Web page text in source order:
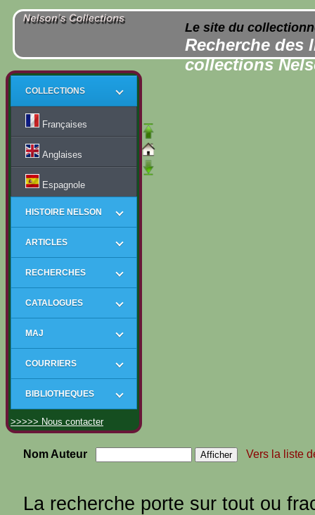
Le site du
Recherche des
collections
COLLECTIONS
Françaises
Anglaises
Espagnole
HISTOIRE NELSON
ARTICLES
RECHERCHES
CATALOGUES
MAJ
COURRIERS
BIBLIOTHEQUES
>>>>> Nous contacter
Nom Auteur Vers la liste
La recherche porte sur tout ou